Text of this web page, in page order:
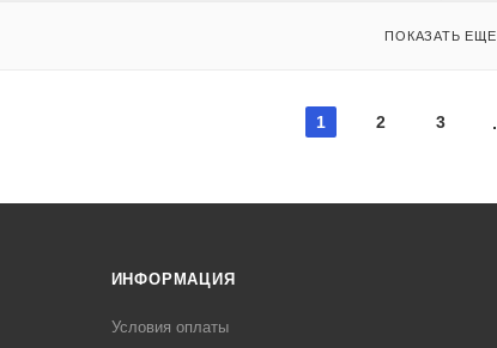
ПОКАЗАТЬ ЕЩЕ
1 2 3
ИНФОРМАЦИЯ
Условия оплаты